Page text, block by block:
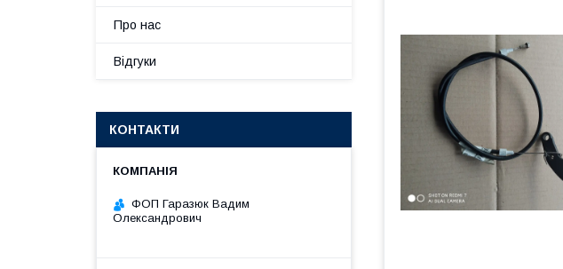
Про нас
Відгуки
КОНТАКТИ
ФОП Гаразюк Вадим
Олександрович